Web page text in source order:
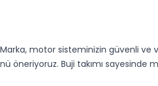
Marka, motor sisteminizin güvenli
Buji takımı sayesinde